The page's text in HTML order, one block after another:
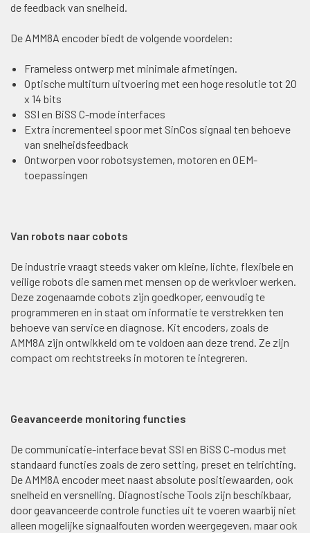
de feedback van snelheid.
De AMM8A encoder biedt de volgende voordelen:
Frameless ontwerp met minimale afmetingen.
Optische multiturn uitvoering met een hoge resolutie tot 20
x 14 bits
SSI en BiSS C-mode interfaces
Extra incrementeel spoor met SinCos signaal ten behoeve
van snelheidsfeedback
Ontworpen voor robotsystemen, motoren en OEM-
toepassingen
Van robots naar cobots
De industrie vraagt steeds vaker om kleine, lichte, flexibele en
veilige robots die samen met mensen op de werkvloer werken.
Deze zogenaamde cobots zijn goedkoper, eenvoudig te
programmeren en in staat om informatie te verstrekken ten
behoeve van service en diagnose. Kit encoders, zoals de
AMM8A zijn ontwikkeld om te voldoen aan deze trend. Ze zijn
compact om rechtstreeks in motoren te integreren.
Geavanceerde monitoring functies
De communicatie-interface bevat SSI en BiSS C-modus met
standaard functies zoals de zero setting, preset en telrichting.
De AMM8A encoder meet naast absolute positiewaarden, ook
snelheid en versnelling. Diagnostische Tools zijn beschikbaar,
door geavanceerde controle functies uit te voeren waarbij niet
alleen mogelijke signaalfouten worden weergegeven, maar ook